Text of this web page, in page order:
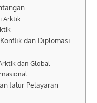
Arktik
dan Diplomasi
dan Global
Jalur Pelayaran